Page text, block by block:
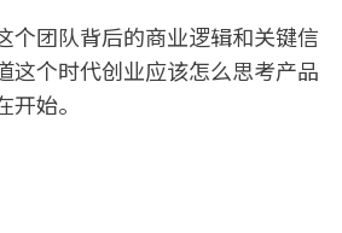
个团队背后的商业逻辑和关键信
这个时代创业应该怎么思考产品
始。